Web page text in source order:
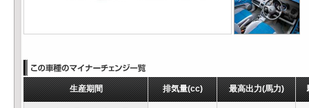
生産期間 排気量(cc) 最高出力(馬力)